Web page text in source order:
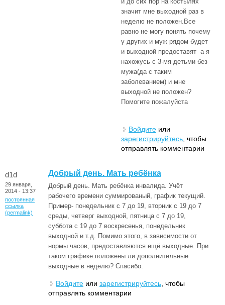
значит мне выходной раз в
неделю не положен.Все
равно не могу понять почему
у других и муж рядом будет
и выходной предоставят а я
нахожусь с 3-мя детьми без
мужа(да с таким
заболеванием) и мне
выходной не положен?
Помогите пожалуйста
Войдите или
зарегистрируйтесь , чтобы
отправлять комментарии
d1d
29 января,
2014 - 13:37
постоянная
ссылка
(permalink)
Добрый день. Мать ребёнка
Добрый день. Мать ребёнка инвалида. Учёт
рабочего времени суммированый, график текущий.
Пример- понедельник с 7 до 19, вторник с 19 до 7
среды, четверг выходной, пятница с 7 до 19,
суббота с 19 до 7 воскресенья, понедельник
выходной и т.д. Помимо этого, в зависимости от
нормы часов, предоставляются ещё выходные. При
таком графике положены ли дополнительные
выходные в неделю? Спасибо.
Войдите или зарегистрируйтесь , чтобы
отправлять комментарии